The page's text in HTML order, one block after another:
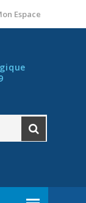
Espace